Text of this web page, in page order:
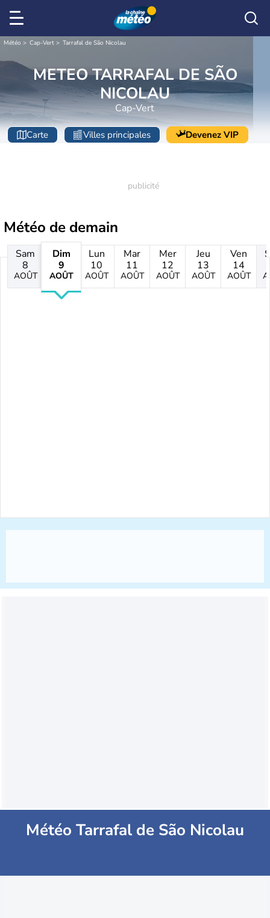
Météo Cap-Vert Tarrafal de São Nicolau
METEO TARRAFAL DE SÃO
NICOLAU
Cap-Vert
Carte Villes principales Devenez VIP
Météo de demain
Sam
8
AOÛT
Dim
9
AOÛT
Lun
10
AOÛT
Mar
11
AOÛT
Mer
12
AOÛT
Jeu
13
AOÛT
Ven
14
AOÛT
Météo Tarrafal de São Nicolau